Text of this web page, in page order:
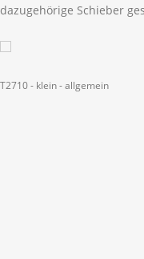
dazugehörige Schieber
T2710 - klein - allgemein